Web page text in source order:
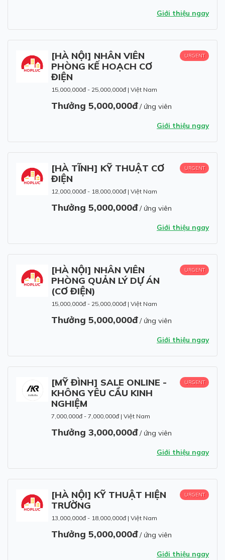
Giới thiệu ngay
[HÀ NỘI] NHÂN VIÊN
PHÒNG KẾ HOẠCH CƠ
ĐIỆN
15,000,000đ - 25,000,000đ | Việt Nam
Thưởng 5,000,000đ/ ứng viên
URGENT
Giới thiệu ngay
[HÀ TĨNH] KỸ THUẬT CƠ
ĐIỆN
12,000,000đ - 18,000,000đ | Việt Nam
Thưởng 5,000,000đ/ ứng viên
URGENT
Giới thiệu ngay
[HÀ NỘI] NHÂN VIÊN
PHÒNG QUẢN LÝ DỰ ÁN
(CƠ ĐIỆN)
15,000,000đ - 25,000,000đ | Việt Nam
Thưởng 5,000,000đ/ ứng viên
URGENT
Giới thiệu ngay
[MỸ ĐÌNH] SALE ONLINE -
KHÔNG YÊU CẦU KINH
NGHIỆM
7,000,000đ - 7,000,000đ | Việt Nam
Thưởng 3,000,000đ/ ứng viên
URGENT
Giới thiệu ngay
[HÀ NỘI] KỸ THUẬT HIỆN
TRƯỜNG
13,000,000đ - 18,000,000đ | Việt Nam
Thưởng 5,000,000đ/ ứng viên
URGENT
Giới thiệu ngay